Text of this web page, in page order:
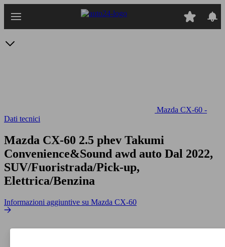
Mazda CX-60 -
Dati tecnici
Mazda CX-60 2.5 phev Takumi
Convenience&Sound awd auto Dal 2022,
SUV/Fuoristrada/Pick-up,
Elettrica/Benzina
Informazioni aggiuntive su Mazda CX-60